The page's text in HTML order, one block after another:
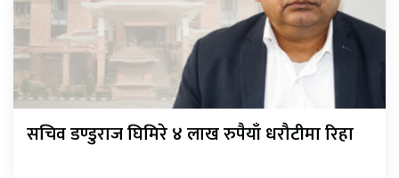
सचिव डण्डुराज घिमिरे ४ लाख रुपैयाँ धरौटीमा रिहा